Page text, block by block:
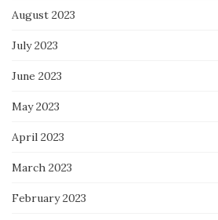
August 2023
July 2023
June 2023
May 2023
April 2023
March 2023
February 2023